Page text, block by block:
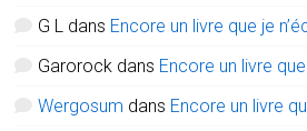
G L dans Encore un livre que je
Garorock dans Encore un livre
Wergosum dans Encore un livre